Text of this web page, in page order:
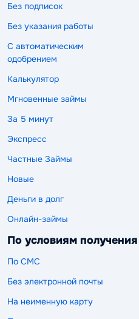
Без подписок
Без указания работы
С автоматическим
одобрением
Калькулятор
Мгновенные займы
За 5 минут
Экспресс
Частные Займы
Новые
Деньги в долг
Онлайн-займы
По условиям получения
По СМС
Без электронной почты
На неименную карту